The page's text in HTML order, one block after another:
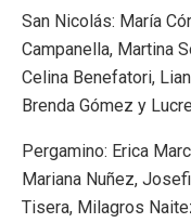
San Nicolás: María
Campanella, Martina
Celina Benefatori,
Brenda Gómez y
Pergamino: Erica
Mariana Nuñez,
Tisera, Milagros